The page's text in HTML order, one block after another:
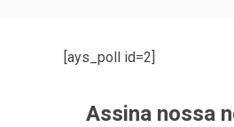
[ays_poll id=2]
Assina nossa